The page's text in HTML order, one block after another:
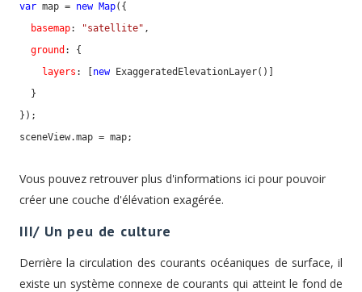
var map = new Map({
basemap: "satellite" ,
ground : {
layers : [new ExaggeratedElevationLayer()]
});
sceneView.map = map;
Vous pouvez retrouver plus d'informations ici pour pouvoir
créer une couche d'élévation exagérée.
III/ Un peu de culture
Derrière la circulation des courants océaniques de surface, il
existe un système connexe de courants qui atteint le fond de